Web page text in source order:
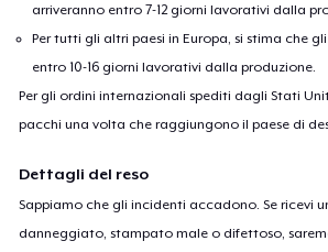
arriveranno entro 7-12 giorni lavorativi dalla
Per tutti gli altri paesi in Europa, si stima che
entro 10-16 giorni lavorativi dalla produzione.
Per gli ordini internazionali spediti dagli Stati
pacchi una volta che raggiungono il paese di
Dettagli del reso
Sappiamo che gli incidenti accadono. Se ricevi
danneggiato, stampato male o difettoso,